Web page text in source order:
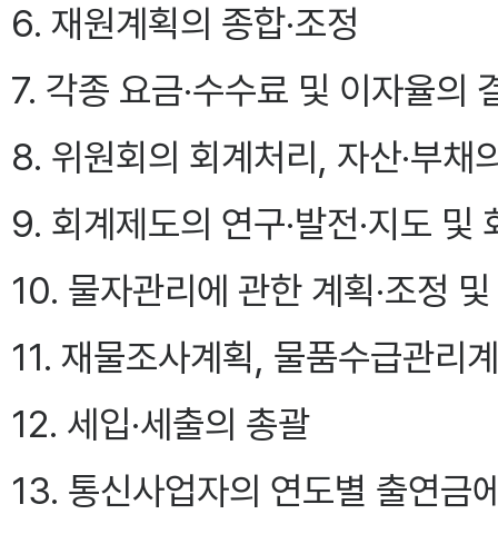
6. 재원계획의 종합·조정
7. 각종 요금·수수료 및 이자율의
8. 위원회의 회계처리, 자산·부채
9. 회계제도의 연구·발전·지도 및
10. 물자관리에 관한 계획·조정
11. 재물조사계획, 물품수급관리
12. 세입·세출의 총괄
13. 통신사업자의 연도별 출연금